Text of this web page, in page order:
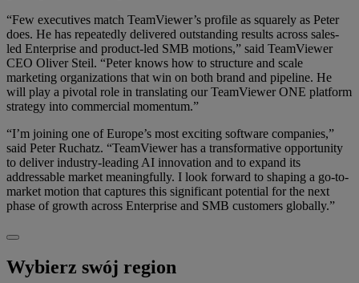
“Few executives match TeamViewer’s profile as squarely as Peter
does. He has repeatedly delivered outstanding results across sales-
led Enterprise and product-led SMB motions,” said TeamViewer
CEO Oliver Steil. “Peter knows how to structure and scale
marketing organizations that win on both brand and pipeline. He
will play a pivotal role in translating our TeamViewer ONE platform
strategy into commercial momentum.”
“I’m joining one of Europe’s most exciting software companies,”
said Peter Ruchatz. “TeamViewer has a transformative opportunity
to deliver industry-leading AI innovation and to expand its
addressable market meaningfully. I look forward to shaping a go-to-
market motion that captures this significant potential for the next
phase of growth across Enterprise and SMB customers globally.”
Wybierz swój region